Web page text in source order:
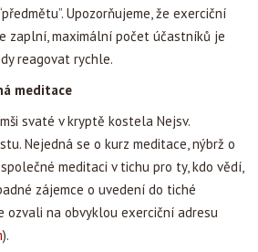
Upozorňujeme, že exerciční
zaplní, maximální počet účastníků je
reagovat rychle.
meditace
svaté v kryptě kostela Nejsv.
Nejedná se o kurz meditace, nýbrž o
meditaci v tichu pro ty, kdo vědí,
zájemce o uvedení do tiché
ozvali na obvyklou exerciční adresu
).